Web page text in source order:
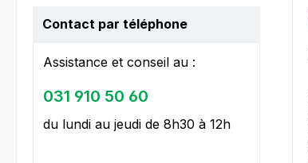
Contact par téléphone
Assistance et conseil au :
031 910 50 60
du lundi au jeudi de 8h30 à 12h